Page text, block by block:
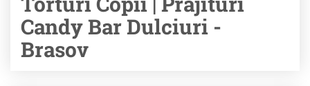
Candy Bar Dulciuri -
Brasov